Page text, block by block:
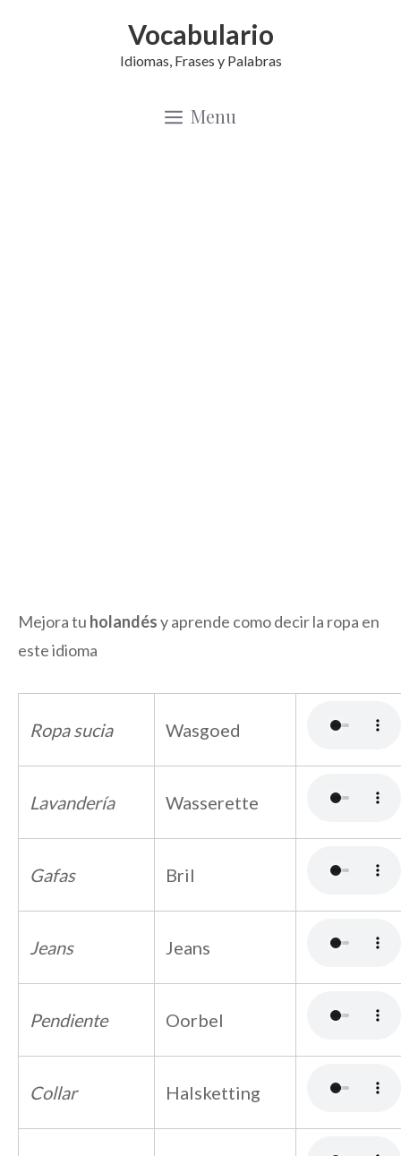
Vocabulario
Idiomas, Frases y Palabras
Menu
Mejora tu holandésy aprende como decir la ropa en
este idioma
Ropa sucia Wasgoed
Lavandería Wasserette
Gafas Bril
Jeans Jeans
Pendiente Oorbel
Collar Halsketting